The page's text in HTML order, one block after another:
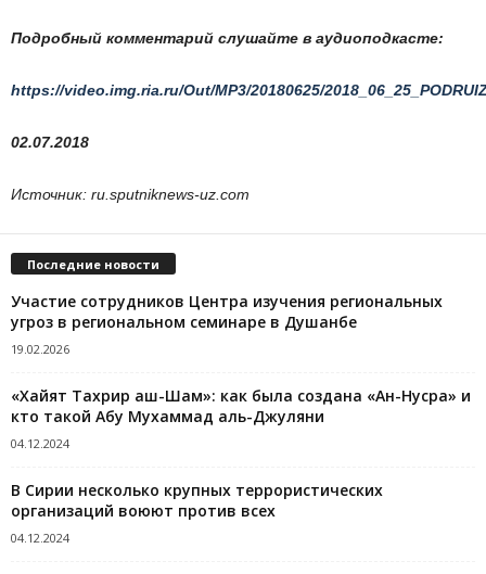
Подробный комментарий слушайте в аудиоподкасте:
https://video.img.ria.ru/Out/MP3/20180625/
02.07.2018
Источник: ru.sputniknews-uz.com
Последние новости
Участие сотрудников Центра изучения региональных
угроз в региональном семинаре в Душанбе
19.02.2026
«Хайят Тахрир аш-Шам»: как была создана «Ан-Нусра» и
кто такой Абу Мухаммад аль-Джуляни
04.12.2024
В Сирии несколько крупных террористических
организаций воюют против всех
04.12.2024